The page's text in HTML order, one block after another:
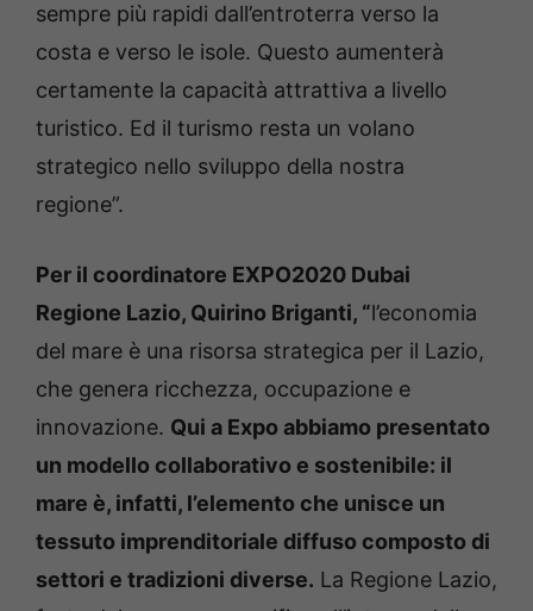
sempre più rapidi dall’entroterra verso la
costa e verso le isole. Questo aumenterà
certamente la capacità attrattiva a livello
turistico. Ed il turismo resta un volano
strategico nello sviluppo della nostra
regione”.
Per il coordinatore EXPO2020 Dubai
Regione Lazio, Quirino Briganti, “l’economia
del mare è una risorsa strategica per il Lazio,
che genera ricchezza, occupazione e
innovazione. Qui a Expo abbiamo presentato
un modello collaborativo e sostenibile: il
mare è, infatti, l’elemento che unisce un
tessuto imprenditoriale diffuso composto di
settori e tradizioni diverse. La Regione Lazio,